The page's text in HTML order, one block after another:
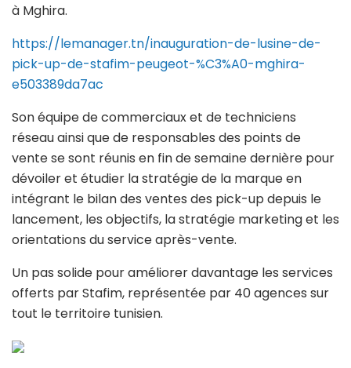
à Mghira.
https://lemanager.tn/inauguration-de-lusine-de-
pick-up-de-stafim-peugeot-%C3%A0-mghira-
e503389da7ac
Son équipe de commerciaux et de techniciens
réseau ainsi que de responsables des points de
vente se sont réunis en fin de semaine dernière pour
dévoiler et étudier la stratégie de la marque en
intégrant le bilan des ventes des pick-up depuis le
lancement, les objectifs, la stratégie marketing et les
orientations du service après-vente.
Un pas solide pour améliorer davantage les services
offerts par Stafim, représentée par 40 agences sur
tout le territoire tunisien.